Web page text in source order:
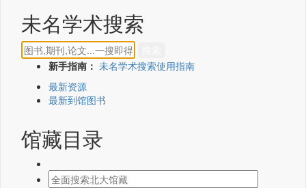
未名学术搜索
新手指南： 未名学术搜索使用指南
最新资源
最新到馆图书
馆藏目录